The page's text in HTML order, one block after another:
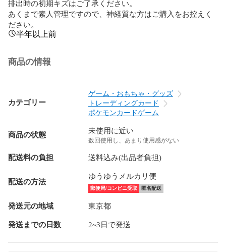
排出時の初期キズはご了承ください。
あくまで素人管理ですので、神経質な方はご購入をお控えく
ださい。
半年以上前
商品の情報
カテゴリー
ゲーム・おもちゃ・グッズ
トレーディングカード
ポケモンカードゲーム
商品の状態 未使用に近い
数回使用し、あまり使用感がない
配送料の負担 送料込み(出品者負担)
配送の方法
ゆうゆうメルカリ便
郵便局/コンビニ受取 匿名配送
発送元の地域 東京都
発送までの日数 2~3日で発送